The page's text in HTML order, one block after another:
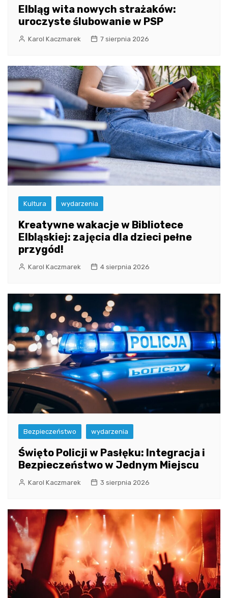
Elbląg wita nowych strażaków:
uroczyste ślubowanie w PSP
Karol Kaczmarek 7 sierpnia 2026
Kultura wydarzenia
Kreatywne wakacje w Bibliotece
Elbląskiej: zajęcia dla dzieci pełne
przygód!
Karol Kaczmarek 4 sierpnia 2026
Bezpieczeństwo wydarzenia
Święto Policji w Pasłęku: Integracja i
Bezpieczeństwo w Jednym Miejscu
Karol Kaczmarek 3 sierpnia 2026